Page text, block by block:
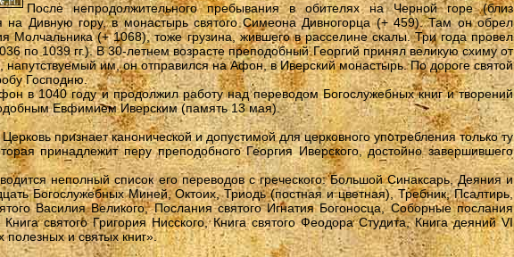
После непродолжительного пребывания в обителях на Черной горе (близ
на Дивную гору, в монастырь святого Симеона Дивногорца (+ 459). Там он обрел
Молчальника (+ 1068), тоже грузина, жившего в расселине скалы. Три года провел
по 1039 гг.). В 30-летнем возрасте преподобный Георгий принял великую схиму от
напутствуемый им, он отправился на Афон, в Иверский монастырь. По дороге святой
Господню.
в 1040 году и продолжил работу над переводом Богослужебных книг и творений
Евфимием Иверским (память 13 мая).
признает канонической и допустимой для церковного употребления только ту
принадлежит перу преподобного Георгия Иверского, достойно завершившего
неполный список его переводов с греческого: Большой Синаксарь, Деяния и
Богослужебных Миней, Октоих, Триодь (постная и цветная), Требник, Псалтирь,
Василия Великого, Послания святого Игнатия Богоносца, Соборные послания
святого Григория Нисского, Книга святого Феодора Студита, Книга деяний VI
полезных и святых книг».